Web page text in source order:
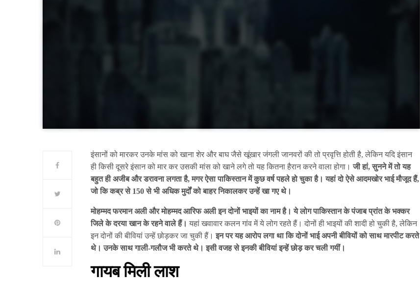
इंसानों को मारकर उनके मांस को खाना शेर और बाघ जैसे खूंखार जंगली जानवरों की तो प्रवृत्ति होती है, लेकिन यदि इंसान
ही किसी दूसरे इंसान को मार कर उसकी मांस को खाने लगे तो यह कितना हैरान करने वाला होगा। जी हां, सुनने में तो यह
बहुत ही अजीब और डरावना लगता है, मगर ऐसा पाकिस्तान में कुछ वर्ष पहले हो चुका है। यहां दो ऐसे आदमखोर भाई मौजूद हैं,
जो कि कब्र से 150 से भी अधिक मुर्दों को बाहर निकालकर उन्हें खा गए थे।
मोहम्मद फरमान अली और मोहम्मद आरिफ अली इन दोनों भाइयों का नाम है। ये लोग पाकिस्तान के पंजाब प्रांत के भक्कर
जिले के दरया खान के रहने वाले हैं। यहां खवावार कलन गांव में ये लोग रहते हैं। दोनों ही भाइयों की शादी हो चुकी है, लेकिन
इन दोनों की बीवियां उन्हें छोड़कर जा चुकी हैं।इन पर यह आरोप लगा था कि दोनों भाई अपनी बीवियों को साथ मारपीट करते
थे। उनके साथ गाली-गलौज भी करते थे। इसी वजह से इनकी बीवियां इन्हें छोड़ कर चली गयीं।
गायब मिली लाश